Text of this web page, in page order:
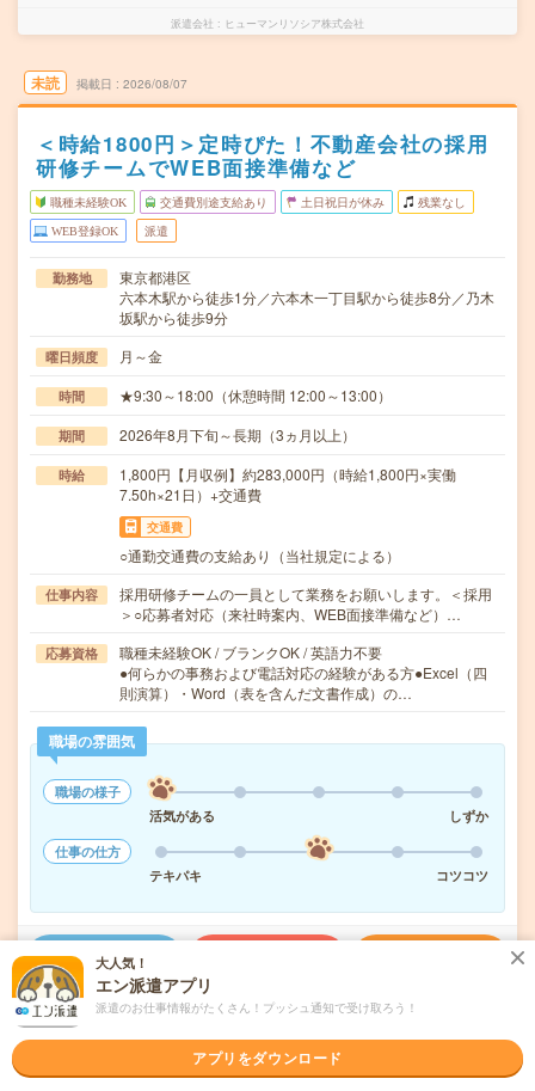
派遣会社 ヒューマンリソシア株式会社
未読 掲載日 2026/08/07
＜時給1800円＞定時ぴた！不動産会社の採用
研修チームでWEB面接準備など
職種未経験OK 交通費別途支給あり 土日祝日が休み 残業なし
WEB登録OK 派遣
勤務地
東京都港区
六本木駅から徒歩1分／六本木一丁目駅から徒歩8分／乃木
坂駅から徒歩9分
曜日頻度 月～金
時間 ★9:30～18:00（休憩時間 12:00～13:00）
期間 2026年8月下旬～長期（3ヵ月以上）
時給
1,800円【月収例】約283,000円（時給1,800円×実働
7.50h×21日）+交通費
交通費
○通勤交通費の支給あり（当社規定による）
仕事内容
採用研修チームの一員として業務をお願いします。＜採用
＞○応募者対応（来社時案内、WEB面接準備など）…
応募資格
職種未経験OK / ブランクOK / 英語力不要
●何らかの事務および電話対応の経験がある方●Excel（四
則演算）・Word（表を含んだ文書作成）の…
職場の雰囲気
職場の様子
活気がある
しずか
仕事の仕方
テキパキ
コツコツ
気になる!
派遣会社 ヒューマンリソシア株式会社
大人気！
エン派遣アプリ
派遣のお仕事情報がたくさん！プッシュ通知で受け取ろう！
アプリをダウンロード